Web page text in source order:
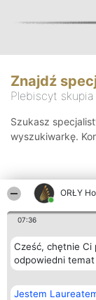
ORŁY
07:36
Cześć, chętnie Ci
odpowiedni
Jestem
Znajdź
Plebiscyt
Szukasz
wyszukiwarkę.
Organizator
Bright Side Solutions sp.